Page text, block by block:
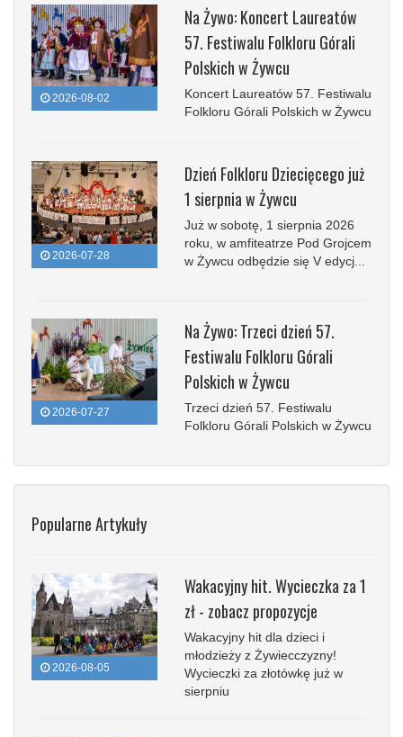
2026-08-02
Na Żywo: Koncert Laureatów
57. Festiwalu Folkloru Górali
Polskich w Żywcu
Koncert Laureatów 57. Festiwalu
Folkloru Górali Polskich w Żywcu
2026-07-28
Dzień Folkloru Dziecięcego już
1 sierpnia w Żywcu
Już w sobotę, 1 sierpnia 2026
roku, w amfiteatrze Pod Grojcem
w Żywcu odbędzie się V edycj...
2026-07-27
Na Żywo: Trzeci dzień 57.
Festiwalu Folkloru Górali
Polskich w Żywcu
Trzeci dzień 57. Festiwalu
Folkloru Górali Polskich w Żywcu
Popularne Artykuły
2026-08-05
Wakacyjny hit. Wycieczka za 1
zł - zobacz propozycje
Wakacyjny hit dla dzieci i
młodzieży z Żywiecczyzny!
Wycieczki za złotówkę już w
sierpniu